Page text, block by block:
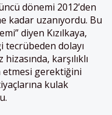
dönemi 2012’den
kadar uzanıyordu. Bu
diyen Kızılkaya,
tecrübeden dolayı
karşılıklı
etmesi gerektiğini
kulak